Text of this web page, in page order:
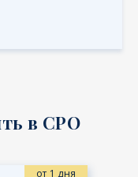
в СРО
от 1 дня